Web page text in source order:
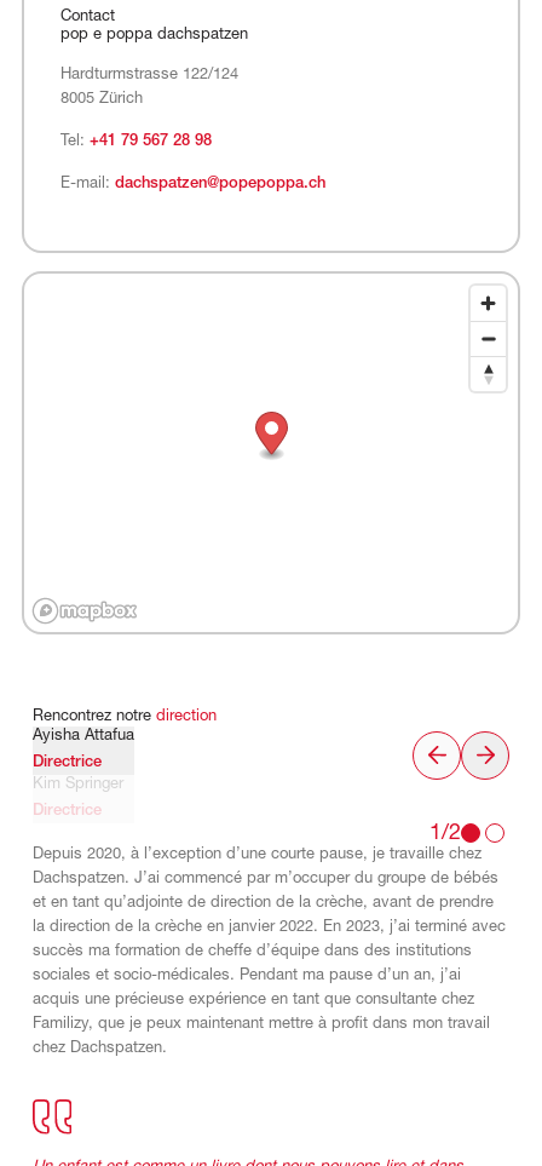
Contact
pop e poppa dachspatzen
Hardturmstrasse 122/124
8005 Zürich
Tel: +41 79 567 28 98
E-mail: dachspatzen@popepoppa.ch
Rencontrez notre direction
Ayisha Attafua
Directrice
Kim Springer
Directrice
1/2
Depuis 2020, à l’exception d’une courte pause, je travaille chez
Dachspatzen. J’ai commencé par m’occuper du groupe de bébés
et en tant qu’adjointe de direction de la crèche, avant de prendre
la direction de la crèche en janvier 2022. En 2023, j’ai terminé avec
succès ma formation de cheffe d’équipe dans des institutions
sociales et socio-médicales. Pendant ma pause d’un an, j’ai
acquis une précieuse expérience en tant que consultante chez
Familizy, que je peux maintenant mettre à profit dans mon travail
chez Dachspatzen.